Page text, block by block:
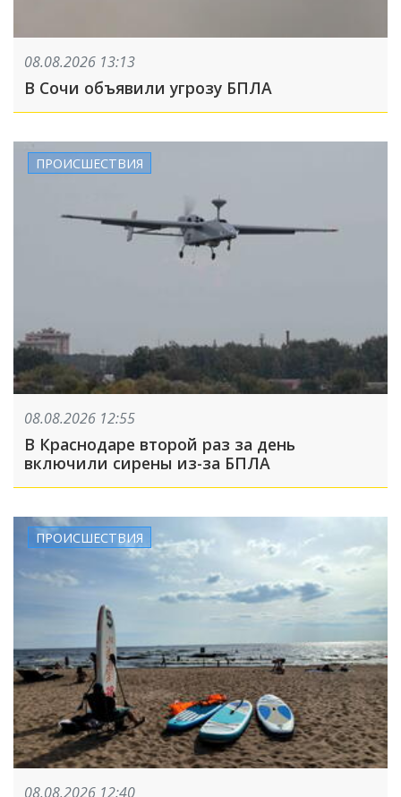
08.08.2026 13:13
В Сочи объявили угрозу БПЛА
ПРОИСШЕСТВИЯ
08.08.2026 12:55
В Краснодаре второй раз за день
включили сирены из-за БПЛА
ПРОИСШЕСТВИЯ
08.08.2026 12:40